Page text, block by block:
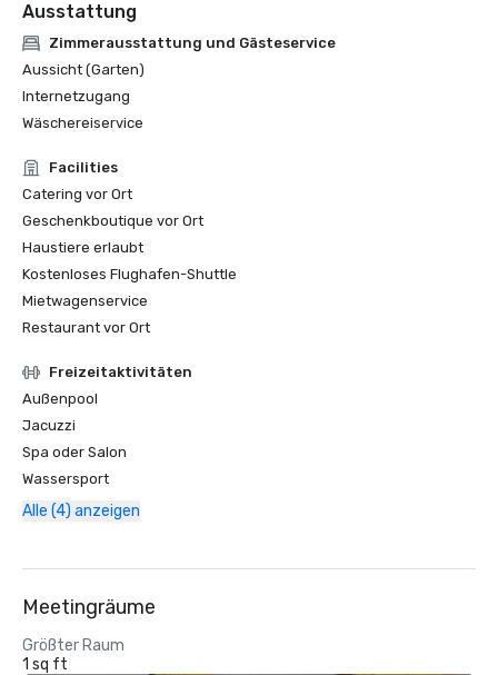
Ausstattung
Zimmerausstattung und Gästeservice
Aussicht (Garten)
Internetzugang
Wäschereiservice
Facilities
Catering vor Ort
Geschenkboutique vor Ort
Haustiere erlaubt
Kostenloses Flughafen-Shuttle
Mietwagenservice
Restaurant vor Ort
Freizeitaktivitäten
Außenpool
Jacuzzi
Spa oder Salon
Wassersport
Alle (4) anzeigen
Meetingräume
Größter Raum
1 sq ft